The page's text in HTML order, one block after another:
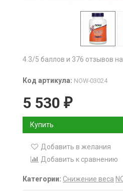
4.3/5 баллов и 376 отзывов
Код артикула: NOW-03024
5 530 ₽
Купить
Добавить в желания
Добавить к сравнению
Категории: Снижение веса